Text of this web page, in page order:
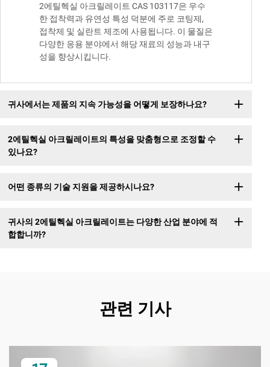
2에틸헥실 아크릴레이트 CAS 103117은 우수
한 접착력과 유연성 특성 덕분에 주로 코팅제,
접착제 및 실란트 제조에 사용됩니다. 이 물질은
다양한 응용 분야에서 해당 재료의 성능과 내구
성을 향상시킵니다.
귀사에서는 제품의 지속 가능성을 어떻게 보장하나요?
2에틸헥실 아크릴레이트의 특성을 맞춤형으로 조정할 수
있나요?
어떤 종류의 기술 지원을 제공하시나요?
귀사의 2에틸헥실 아크릴레이트는 다양한 산업 분야에 적
합합니까?
관련 기사